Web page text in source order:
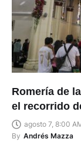
Romería de
el recorrido
agosto 7, 8:00
By Andrés Mazza